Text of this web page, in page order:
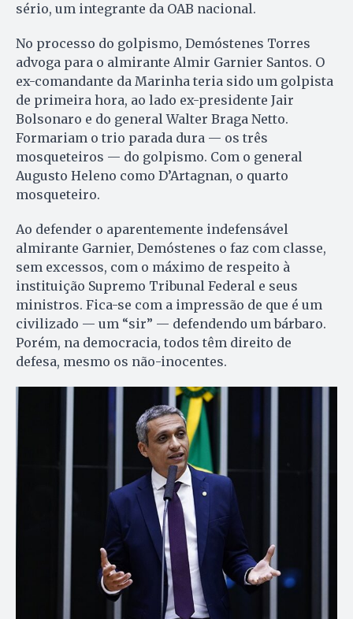
sério, um integrante da OAB nacional.
No processo do golpismo, Demóstenes Torres
advoga para o almirante Almir Garnier Santos. O
ex-comandante da Marinha teria sido um golpista
de primeira hora, ao lado ex-presidente Jair
Bolsonaro e do general Walter Braga Netto.
Formariam o trio parada dura — os três
mosqueteiros — do golpismo. Com o general
Augusto Heleno como D’Artagnan, o quarto
mosqueteiro.
Ao defender o aparentemente indefensável
almirante Garnier, Demóstenes o faz com classe,
sem excessos, com o máximo de respeito à
instituição Supremo Tribunal Federal e seus
ministros. Fica-se com a impressão de que é um
civilizado — um “sir” — defendendo um bárbaro.
Porém, na democracia, todos têm direito de
defesa, mesmo os não-inocentes.